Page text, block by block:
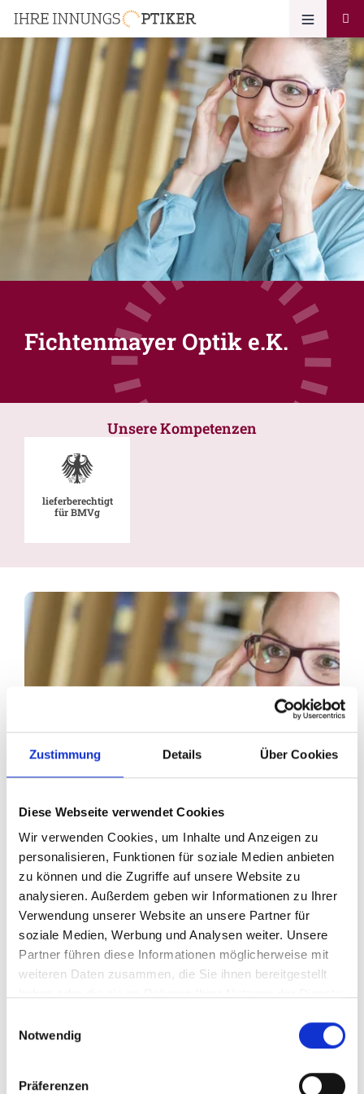
Zustimmung Details Über Cookies
Diese Webseite verwendet Cookies
Wir verwenden Cookies, um Inhalte und Anzeigen zu
personalisieren, Funktionen für soziale Medien anbieten
zu können und die Zugriffe auf unsere Website zu
analysieren. Außerdem geben wir Informationen zu Ihrer
Verwendung unserer Website an unsere Partner für
soziale Medien, Werbung und Analysen weiter. Unsere
Partner führen diese Informationen möglicherweise mit
weiteren Daten zusammen, die Sie ihnen bereitgestellt
Notwendig
Präferenzen
Fichtenmayer Optik e.K.
Unsere Kompetenzen
lieferberechtigt
für BMVg
Ihr Partner für optimales
Sehen in Homburg
Als erster Ansprechpartner für das gute Sehen sind wir
als Augenoptiker in Homburg mehr als „nur“ diejenigen,
die sich um die jeweilige optisch, anatomisch und
ästhetisch perfekt auf Ihre individuellen Wünsche und
auch oft die Ersten, die eventuelle Auffälligkeiten am